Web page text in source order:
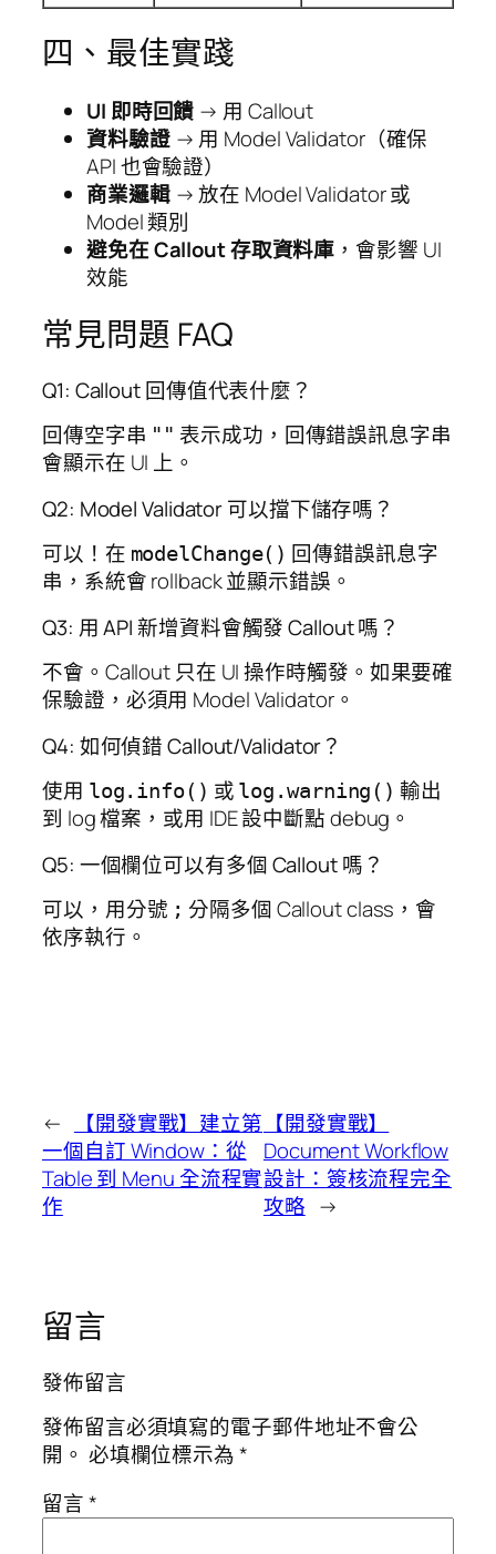
四、最佳實踐
UI 即時回饋 → 用 Callout
資料驗證→ 用 Model Validator（確保
API 也會驗證）
商業邏輯→ 放在 Model Validator 或
Model 類別
避免在 Callout 存取資料庫 ，會影響 UI
效能
常見問題 FAQ
Q1: Callout 回傳值代表什麼？
回傳空字串 "" 表示成功，回傳錯誤訊息字串
會顯示在 UI 上。
Q2: Model Validator 可以擋下儲存嗎？
可以！在 modelChange() 回傳錯誤訊息字
串，系統會 rollback 並顯示錯誤。
Q3: 用 API 新增資料會觸發 Callout 嗎？
不會。Callout 只在 UI 操作時觸發。如果要確
保驗證，必須用 Model Validator。
Q4: 如何偵錯 Callout/Validator？
使用 log.info() 或 log.warning() 輸出
到 log 檔案，或用 IDE 設中斷點 debug。
Q5: 一個欄位可以有多個 Callout 嗎？
可以，用分號 ; 分隔多個 Callout class，會
依序執行。
←
【開發實戰】建立第
一個自訂 Window：從
Table 到 Menu 全流程實
作
【開發實戰】
Document Workflow
設計：簽核流程完全
攻略 →
留言
發佈留言
發佈留言必須填寫的電子郵件地址不會公
開。 必填欄位標示為*
留言*